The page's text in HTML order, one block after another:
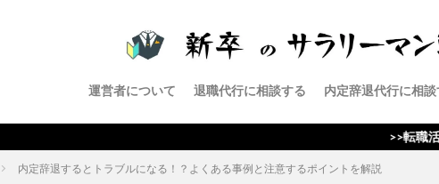
運営者について 退職代行に相談する 内定辞退代行に相談
>>転職活動をはじめ
内定辞退するとトラブルになる！？よくある事例と注意するポイントを解説
転職エージェント
転職 給料 社会保険給付金 ブラック